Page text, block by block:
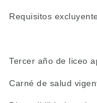
Requisitos
Tercer año de liceo
Carné de salud